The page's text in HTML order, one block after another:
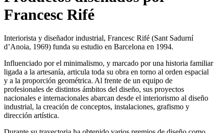
Francesc Rifé
Interiorista y diseñador industrial, Francesc Rifé (Sant Sadurní
d’Anoia, 1969) funda su estudio en Barcelona en 1994.
Influenciado por el minimalismo, y marcado por una historia familiar
ligada a la artesanía, articula toda su obra en torno al orden espacial
y a la proporción geométrica. Al frente de un equipo de
profesionales de distintos ámbitos del diseño, sus proyectos
nacionales e internacionales abarcan desde el interiorismo al diseño
industrial, la creación de conceptos, instalaciones, grafismo y
dirección artística.